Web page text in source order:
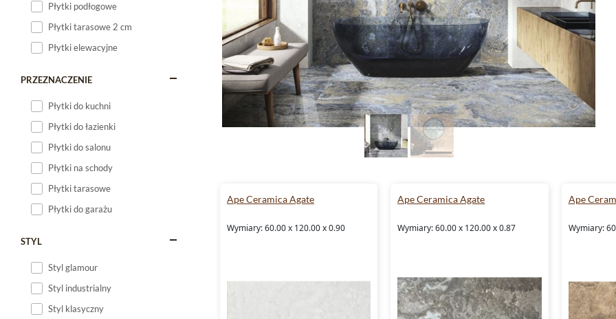
Płytki podłogowe
Płytki tarasowe 2 cm
Płytki elewacyjne
PRZEZNACZENIE
Płytki do kuchni
Płytki do łazienki
Płytki do salonu
Płytki na schody
Płytki tarasowe
Płytki do garażu
STYL
Styl glamour
Styl industrialny
Styl klasyczny
Ape Ceramica Agate
Wymiary: 60.00 x 120.00 x 0.90
Ape Ceramica Agate
Wymiary: 60.00 x 120.00 x 0.87
Ape
Wymiary: